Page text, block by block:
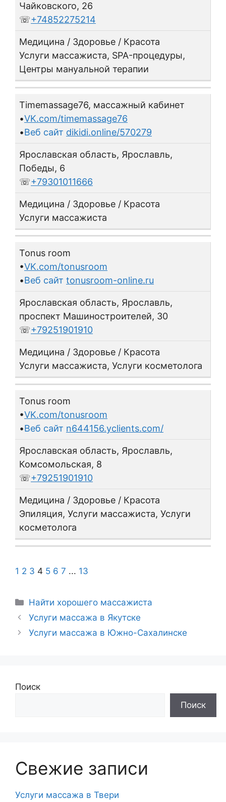
Чайковского, 26
☏+74852275214
Медицина / Здоровье / Красота
Услуги массажиста, SPA-процедуры,
Центры мануальной терапии
Timemassage76, массажный кабинет
•VK.com/timemassage76
•Веб сайт dikidi.online/570279
Ярославская область, Ярославль,
Победы, 6
☏+79301011666
Медицина / Здоровье / Красота
Услуги массажиста
Tonus room
•VK.com/tonusroom
•Веб сайт tonusroom-online.ru
Ярославская область, Ярославль,
проспект Машиностроителей, 30
☏+79251901910
Медицина / Здоровье / Красота
Услуги массажиста, Услуги косметолога
Tonus room
•VK.com/tonusroom
•Веб сайт n644156.yclients.com/
Ярославская область, Ярославль,
Комсомольская, 8
☏+79251901910
Медицина / Здоровье / Красота
Эпиляция, Услуги массажиста, Услуги
косметолога
1 2 3 4 5 6 7 ... 13
Рубрики
Hайти хорошего массажиста
Услуги массажа в Якутске
Услуги массажа в Южно-Сахалинске
Поиск
Поиск
Свежие записи
Услуги массажа в Твери